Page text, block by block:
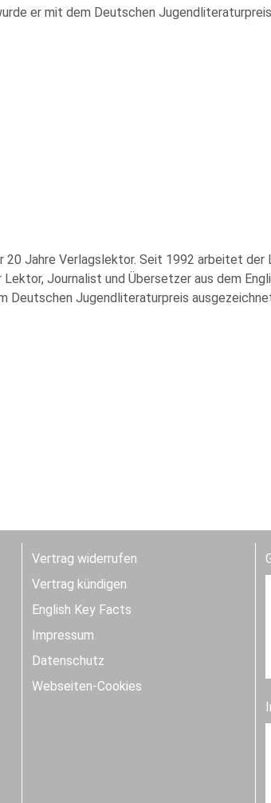
er mit dem Deutschen
20 Jahre Verlagslektor. Seit 1992 arbeitet der
Journalist und Übersetzer aus dem
Deutschen Jugendliteraturpreis
Vertrag widerrufen
Vertrag kündigen
English Key Facts
Impressum
Datenschutz
Webseiten-Cookies